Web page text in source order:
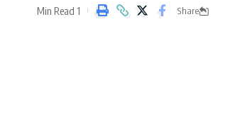
Share
1 Min Read